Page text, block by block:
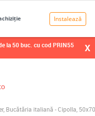
la 50 buc. cu cod PRIN55 X
Bucătăria italiană - Cipolla,